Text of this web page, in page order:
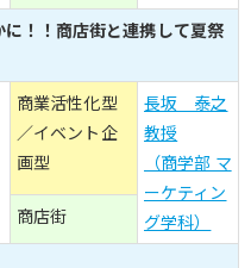
！！商店街と連携して夏祭
商業活性化型
／イベント企
画型
長坂 泰之
教授
（商学部 マ
ーケティン
グ学科）
商店街